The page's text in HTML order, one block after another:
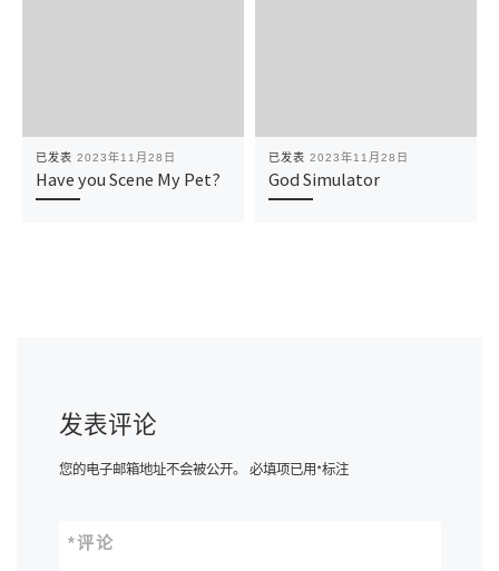
已发表 2023年11月28日
Have you Scene My Pet?
已发表 2023年11月28日
God Simulator
发表评论
您的电子邮箱地址不会被公开。 必填项已用*标注
评论
*